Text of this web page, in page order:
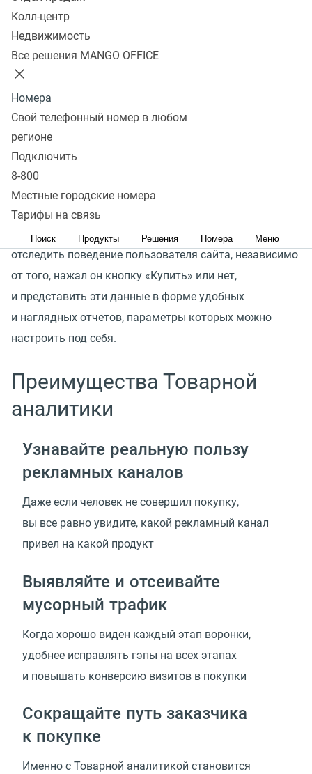
Колл-центр
Недвижимость
Все решения MANGO OFFICE
Номера
Свой телефонный номер в любом
регионе
Подключить
8-800
Местные городские номера
Тарифы на связь
Поиск Продукты Решения Номера Меню
Все о поведении покупателя
на сайте
и развития является весь предшествующий путь
пользователя, то есть все пункты воронки продаж,
потому что эти сведения могут помочь повысить
показатели эффективности.
Товарная аналитика MANGO OFFICE помогает
отследить поведение пользователя сайта, независимо
от того, нажал он кнопку « Купить» или нет,
и представить эти данные в форме удобных
и наглядных отчетов, параметры которых можно
настроить под себя.
Преимущества Товарной
аналитики
Узнавайте реальную пользу
рекламных каналов
Даже если человек не совершил покупку,
вы все равно увидите, какой рекламный канал
привел на какой продукт
Выявляйте и отсеивайте
мусорный трафик
Когда хорошо виден каждый этап воронки,
удобнее исправлять гэпы на всех этапах
и повышать конверсию визитов в покупки
Сокращайте путь заказчика
к покупке
Именно с Товарной аналитикой становится